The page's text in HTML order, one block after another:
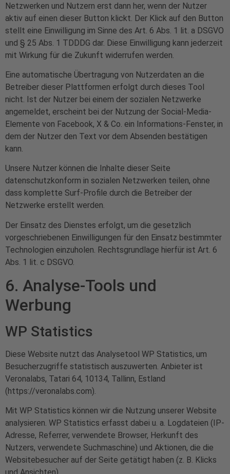
Netzwerken und Nutzern erst dann her, wenn der Nutzer
aktiv auf einen dieser Button klickt. Der Klick auf den Button
stellt eine Einwilligung im Sinne des Art. 6 Abs. 1 lit. a DSGVO
und § 25 Abs. 1 TDDDG dar. Diese Einwilligung kann jederzeit
mit Wirkung für die Zukunft widerrufen werden.
Eine automatische Übertragung von Nutzerdaten an die
Betreiber dieser Plattformen erfolgt durch dieses Tool
nicht. Ist der Nutzer bei einem der sozialen Netzwerke
angemeldet, erscheint bei der Nutzung der Social-Media-
Elemente von Facebook, X & Co. ein Informations-Fenster, in
dem der Nutzer den Text vor dem Absenden bestätigen
kann.
Unsere Nutzer können die Inhalte dieser Seite
datenschutzkonform in sozialen Netzwerken teilen, ohne
dass komplette Surf-Profile durch die Betreiber der
Netzwerke erstellt werden.
Der Einsatz des Dienstes erfolgt, um die gesetzlich
vorgeschriebenen Einwilligungen für den Einsatz bestimmter
Technologien einzuholen. Rechtsgrundlage hierfür ist Art. 6
Abs. 1 lit. c DSGVO.
6. Analyse-Tools und
Werbung
WP Statistics
Diese Website nutzt das Analysetool WP Statistics, um
Besucherzugriffe statistisch auszuwerten. Anbieter ist
Veronalabs, Tatari 64, 10134, Tallinn, Estland
(https://veronalabs.com).
Mit WP Statistics können wir die Nutzung unserer Website
analysieren. WP Statistics erfasst dabei u. a. Logdateien (IP-
Adresse, Referrer, verwendete Browser, Herkunft des
Nutzers, verwendete Suchmaschine) und Aktionen, die die
Websitebesucher auf der Seite getätigt haben (z. B. Klicks